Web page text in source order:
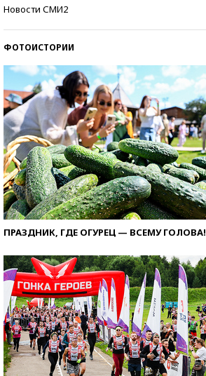
Новости СМИ2
ФОТОИСТОРИИ
ПРАЗДНИК, ГДЕ ОГУРЕЦ — ВСЕМУ ГОЛОВА!